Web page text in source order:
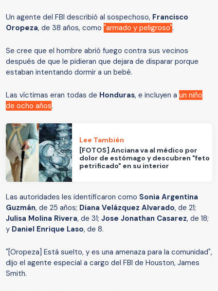
Un agente del FBI describió al sospechoso, Francisco
Oropeza, de 38 años, como "armado y peligroso".
Se cree que el hombre abrió fuego contra sus vecinos
después de que le pidieran que dejara de disparar porque
estaban intentando dormir a un bebé.
Las víctimas eran todas de Honduras, e incluyen a un niño
de ocho años.
Lee También
[FOTOS] Anciana va al médico por
dolor de estómago y descubren "feto
petrificado" en su interior
Las autoridades les identificaron como Sonia Argentina
Guzmán, de 25 años; Diana Velázquez Alvarado, de 21;
Julisa Molina Rivera, de 31; Jose Jonathan Casarez, de 18;
y Daniel Enrique Laso, de 8.
"[Oropeza] Está suelto, y es una amenaza para la comunidad",
dijo el agente especial a cargo del FBI de Houston, James
Smith.